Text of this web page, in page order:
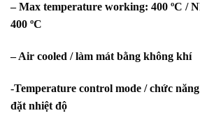
– Max temperature working: 400 ºC /
400 ºC
– Air cooled / làm mát bằng không khí
-Temperature control mode / chức
đặt nhiệt độ